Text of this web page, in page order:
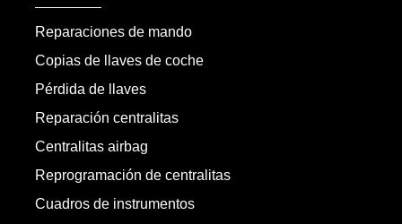
Reparaciones de mando
Copias de llaves de coche
Pérdida de llaves
Reparación centralitas
Centralitas airbag
Reprogramación de centralitas
Cuadros de instrumentos